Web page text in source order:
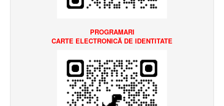
PROGRAMARI
CARTE ELECTRONICĂ DE IDENTITATE